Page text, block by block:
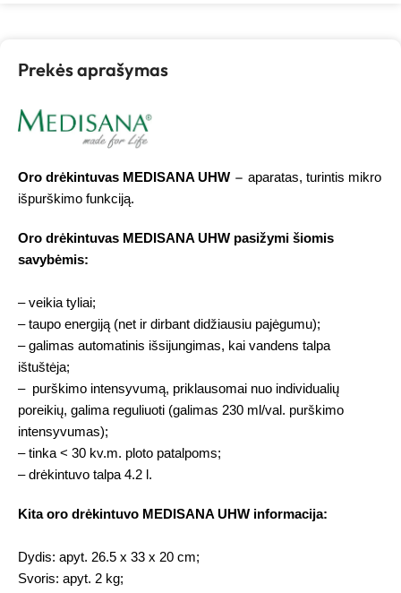
Prekės aprašymas
Oro drėkintuvas MEDISANA UHW – aparatas, turintis mikro
išpurškimo funkciją.
Oro drėkintuvas MEDISANA UHW pasižymi šiomis
savybėmis:
– veikia tyliai;
– taupo energiją (net ir dirbant didžiausiu pajėgumu);
– galimas automatinis išsijungimas, kai vandens talpa
ištuštėja;
– purškimo intensyvumą, priklausomai nuo individualių
poreikių, galima reguliuoti (galimas 230 ml/val. purškimo
intensyvumas);
– tinka < 30 kv.m. ploto patalpoms;
– drėkintuvo talpa 4.2 l.
Kita oro drėkintuvo MEDISANA UHW informacija:
Dydis: apyt. 26.5 x 33 x 20 cm;
Svoris: apyt. 2 kg;